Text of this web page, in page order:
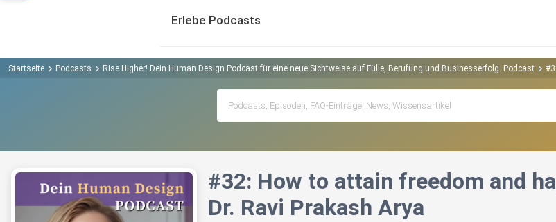
Erlebe Podcasts
Startseite Podcasts Rise Higher! Dein Human Design Podcast für eine neue Sichtweise auf Fülle, Berufung und Businesserfolg. Podcast
#32: How to attain freedom and
Dr. Ravi Prakash Arya